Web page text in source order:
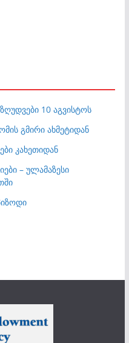
10 აგვისტოს
გმირი ახმეტიდან
კახეთიდან
– ულამაზესი